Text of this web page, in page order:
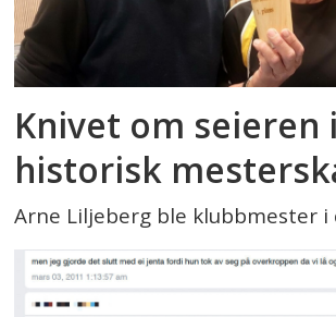
Knivet om seieren i
historisk
Arne Liljeberg ble klubbmester i